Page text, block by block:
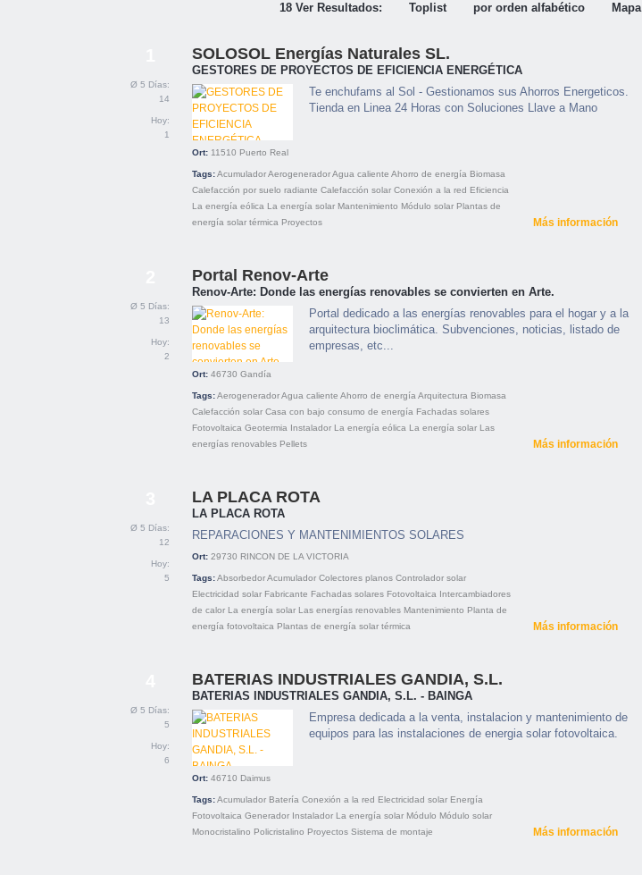
18 Ver Resultados: Toplist por orden alfabético Mapa
Ø 5 Días:
14
Hoy:
1
SOLOSOL Energías Naturales SL.
GESTORES DE PROYECTOS DE EFICIENCIA ENERGÉTICA
Te enchufams al Sol - Gestionamos sus Ahorros Energeticos.
Tienda en Linea 24 Horas con Soluciones Llave a Mano
Ort: 11510 Puerto Real
Tags:AcumuladorAerogeneradorAgua caliente Ahorro de energía Biomasa
Calefacción por suelo radiante Calefacción solar Conexión a la red Eficiencia
La energía eólica La energía solar Mantenimiento Módulo solar Plantas de
energía solar térmica Proyectos Más información
Ø 5 Días:
13
Hoy:
2
Portal Renov-Arte
Renov-Arte: Donde las energías renovables se convierten en Arte.
Portal dedicado a las energías renovables para el hogar y a la
arquitectura bioclimática. Subvenciones, noticias, listado de
empresas, etc...
Ort: 46730 Gandía
Tags:AerogeneradorAgua caliente Ahorro de energía Arquitectura Biomasa
Calefacción solar Casa con bajo consumo de energía Fachadas solares
Fotovoltaica Geotermia Instalador La energía eólica La energía solar Las
energías renovables Pellets Más información
Ø 5 Días:
12
Hoy:
5
LA PLACA ROTA
LA PLACA ROTA
REPARACIONES Y MANTENIMIENTOS SOLARES
Ort: 29730 RINCON DE LA VICTORIA
Tags:AbsorbedorAcumulador Colectores planos Controlador solar
Electricidad solar Fabricante Fachadas solares Fotovoltaica Intercambiadores
de calor La energía solar Las energías renovables Mantenimiento Planta de
energía fotovoltaica Plantas de energía solar térmica Más información
Ø 5 Días:
5
Hoy:
6
BATERIAS INDUSTRIALES GANDIA, S.L.
BATERIAS INDUSTRIALES GANDIA, S.L. - BAINGA
Empresa dedicada a la venta, instalacion y mantenimiento de
equipos para las instalaciones de energia solar fotovoltaica.
Ort: 46710 Daimus
Tags:Acumulador Batería Conexión a la red Electricidad solar Energía
Fotovoltaica Generador Instalador La energía solar Módulo Módulo solar
Monocristalino Policristalino Proyectos Sistema de montaje Más información